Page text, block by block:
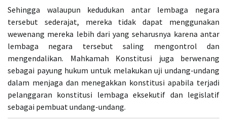
Sehingga walaupun kedudukan antar lembaga negara
tersebut sederajat, mereka tidak dapat menggunakan
wewenang mereka lebih dari yang seharusnya karena antar
lembaga negara tersebut saling mengontrol dan
mengendalikan. Mahkamah Konstitusi juga berwenang
sebagai payung hukum untuk melakukan uji undang-undang
dalam menjaga dan menegakkan konstitusi apabila terjadi
pelanggaran konstitusi lembaga eksekutif dan legislatif
sebagai pembuat undang-undang.